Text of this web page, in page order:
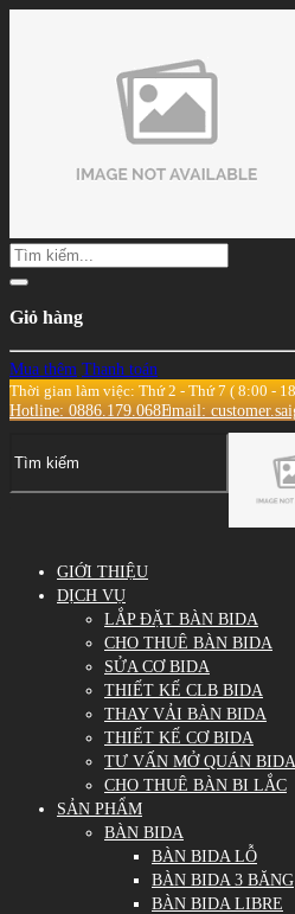
Giỏ hàng
Mua thêm Thanh toán
Thời gian làm việc: Thứ 2 - Thứ 7 ( 8:00 -
Hotline: 0886.179.068Email:
GIỚI THIỆU
DỊCH VỤ
LẮP ĐẶT BÀN BIDA
CHO THUÊ BÀN BIDA
SỬA CƠ BIDA
THIẾT KẾ CLB BIDA
THAY VẢI BÀN BIDA
THIẾT KẾ CƠ BIDA
TƯ VẤN MỞ QUÁN BIDA
CHO THUÊ BÀN BI LẮC
SẢN PHẨM
BÀN BIDA
BÀN BIDA LỖ
BÀN BIDA 3 BĂNG
BÀN BIDA LIBRE